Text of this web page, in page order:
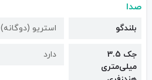
صدا
بلندگو استریو (دوگانه)
جک 3.5
میلی‌متری
دارد